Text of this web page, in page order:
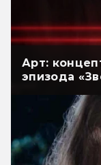
Арт:
эпизода